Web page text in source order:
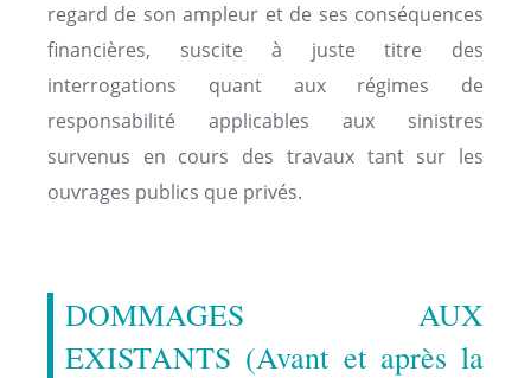
regard de son ampleur et de ses conséquences
financières, suscite à juste titre des
interrogations quant aux régimes de
responsabilité applicables aux sinistres
survenus en cours des travaux tant sur les
ouvrages publics que privés.
DOMMAGES AUX
EXISTANTS (Avant et après la